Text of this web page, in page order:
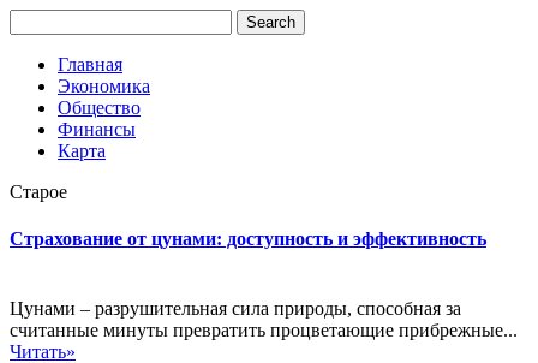
Главная
Экономика
Общество
Финансы
Карта
Старое
Страхование от цунами: доступность и эффективность
Цунами – разрушительная сила природы, способная за
считанные минуты превратить процветающие прибрежные...
Читать»